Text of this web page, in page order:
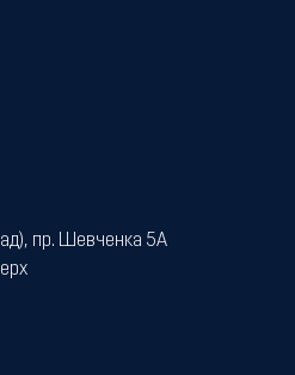
пр. Шевченка 5А